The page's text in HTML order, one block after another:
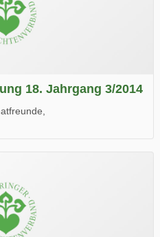
18. Jahrgang 3/2014
Lesen.